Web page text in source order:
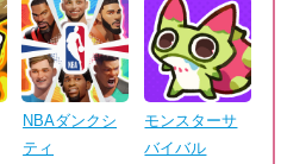
NBAダンクシ
ティ
モンスターサ
バイバル